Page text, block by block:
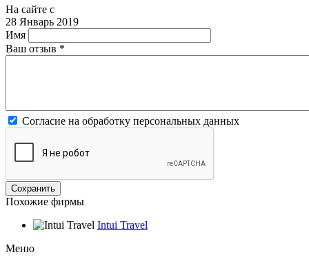
На сайте с
28 Январь 2019
Имя
Ваш отзыв *
Согласие на обработку персональных данных
Похожие фирмы
Intui Travel
Меню